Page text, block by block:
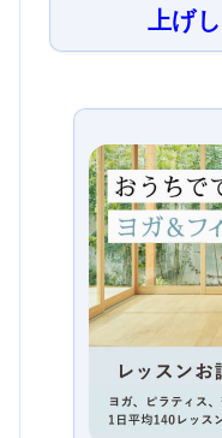
上げ